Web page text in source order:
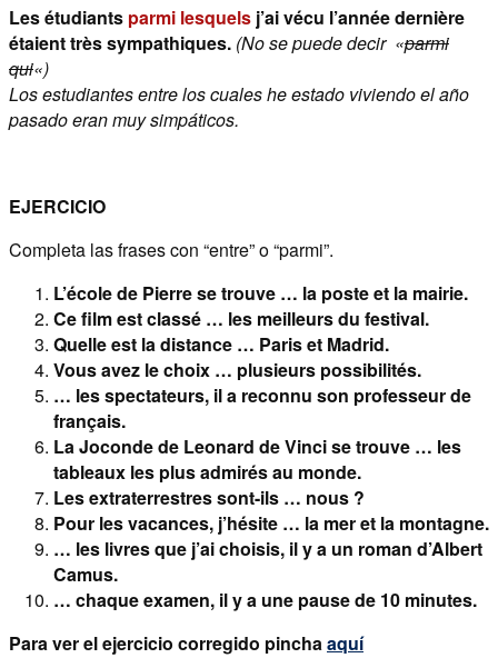
Les étudiants parmi lesquels j’ai vécu l’année dernière
étaient très sympathiques. (No se puede decir «parmi
qui«)
Los estudiantes entre los cuales he estado viviendo el año
pasado eran muy simpáticos.
EJERCICIO
Completa las frases con “entre” o “parmi”.
L’école de Pierre se trouve … la poste et la mairie.
Ce film est classé … les meilleurs du festival.
Quelle est la distance … Paris et Madrid.
Vous avez le choix … plusieurs possibilités.
… les spectateurs, il a reconnu son professeur de
français.
La Joconde de Leonard de Vinci se trouve … les
tableaux les plus admirés au monde.
Les extraterrestres sont-ils … nous ?
Pour les vacances, j’hésite … la mer et la montagne.
… les livres que j’ai choisis, il y a un roman d’Albert
Camus.
… chaque examen, il y a une pause de 10 minutes.
Para ver el ejercicio corregido pinchaaquí